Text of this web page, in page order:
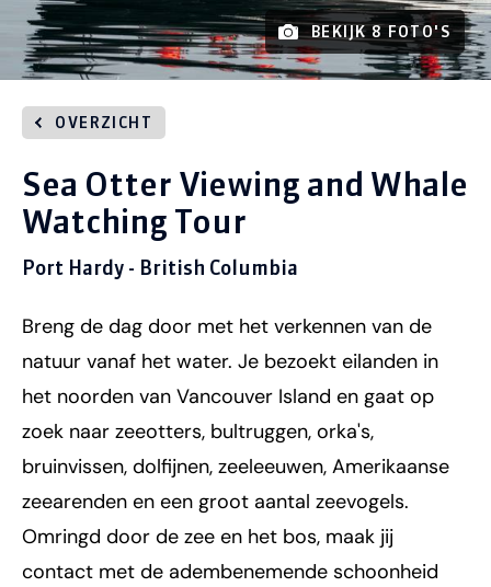
BEKIJK 8 FOTO'S
OVERZICHT
Sea Otter Viewing and Whale
Watching Tour
Port Hardy - British Columbia
Breng de dag door met het verkennen van de
natuur vanaf het water. Je bezoekt eilanden in
het noorden van Vancouver Island en gaat op
zoek naar zeeotters, bultruggen, orka's,
bruinvissen, dolfijnen, zeeleeuwen, Amerikaanse
zeearenden en een groot aantal zeevogels.
Omringd door de zee en het bos, maak jij
contact met de adembenemende schoonheid